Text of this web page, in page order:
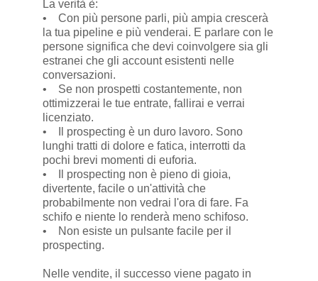
La verità è:
• Con più persone parli, più ampia crescerà
la tua pipeline e più venderai. E parlare con le
persone significa che devi coinvolgere sia gli
estranei che gli account esistenti nelle
conversazioni.
• Se non prospetti costantemente, non
ottimizzerai le tue entrate, fallirai e verrai
licenziato.
• Il prospecting è un duro lavoro. Sono
lunghi tratti di dolore e fatica, interrotti da
pochi brevi momenti di euforia.
• Il prospecting non è pieno di gioia,
divertente, facile o un'attività che
probabilmente non vedrai l'ora di fare. Fa
schifo e niente lo renderà meno schifoso.
• Non esiste un pulsante facile per il
prospecting.
Nelle vendite, il successo viene pagato in